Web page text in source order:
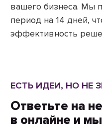
вашего бизнеса. Мы
период на 14 дней,
эффективность
ЕСТЬ ИДЕИ, НО НЕ
Ответьте на
в онлайне и